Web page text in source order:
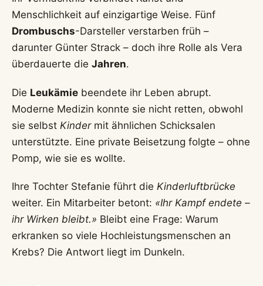
Menschlichkeit auf einzigartige Weise. Fünf
Drombuschs-Darsteller verstarben früh –
darunter Günter Strack – doch ihre Rolle als Vera
überdauerte die Jahren.
Die Leukämie beendete ihr Leben abrupt.
Moderne Medizin konnte sie nicht retten, obwohl
sie selbst Kindermit ähnlichen Schicksalen
unterstützte. Eine private Beisetzung folgte – ohne
Pomp, wie sie es wollte.
Ihre Tochter Stefanie führt die Kinderluftbrücke
weiter. Ein Mitarbeiter betont: «Ihr Kampf endete –
ihr Wirken bleibt.» Bleibt eine Frage: Warum
erkranken so viele Hochleistungsmenschen an
Krebs? Die Antwort liegt im Dunkeln.